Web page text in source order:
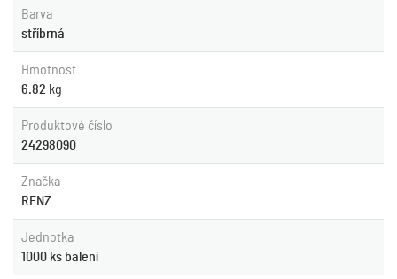
Barva
stříbrná
Hmotnost
6.82 kg
Produktové číslo
24298090
Značka
RENZ
Jednotka
1000 ks balení